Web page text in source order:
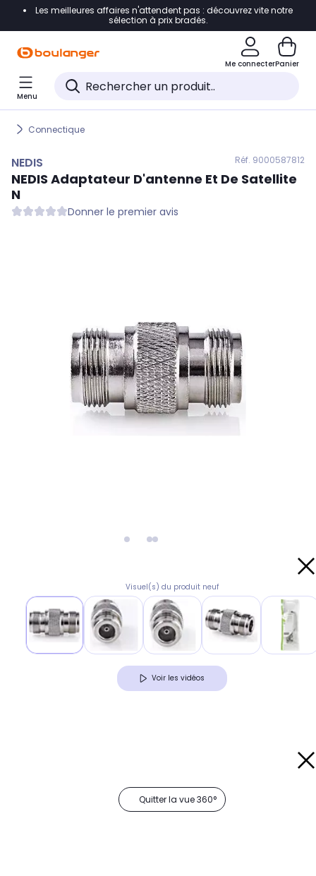
Accéder directement à la navigation
Accéder directement au pied de page
Accéder directement au chatbot
Les meilleures affaires n'attendent pas : découvrez vite notre
sélection à prix bradés.
Me connecterPanier
Menu
Connectique
NEDIS Réf. 9000587812
NEDIS Adaptateur D'antenne Et De Satellite
N
Donner le premier avis
Visuel(s) du produit neuf
Voir les vidéos
Quitter la vue 360°